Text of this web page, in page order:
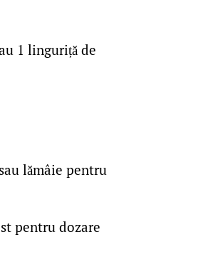
1 linguriță de
lămâie pentru
pentru dozare